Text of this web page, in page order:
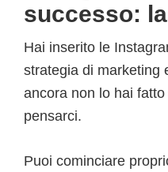
successo:
Hai inserito le
strategia di marketing
ancora non lo hai
pensarci.
Puoi cominciare